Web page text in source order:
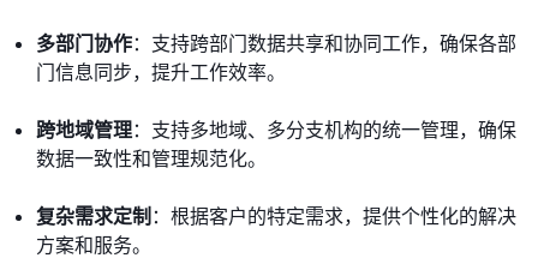
多部门协作：支持跨部门数据共享和协同工作，确保各部
门信息同步，提升工作效率。
跨地域管理：支持多地域、多分支机构的统一管理，确保
数据一致性和管理规范化。
复杂需求定制 ：根据客户的特定需求，提供个性化的解决
方案和服务。